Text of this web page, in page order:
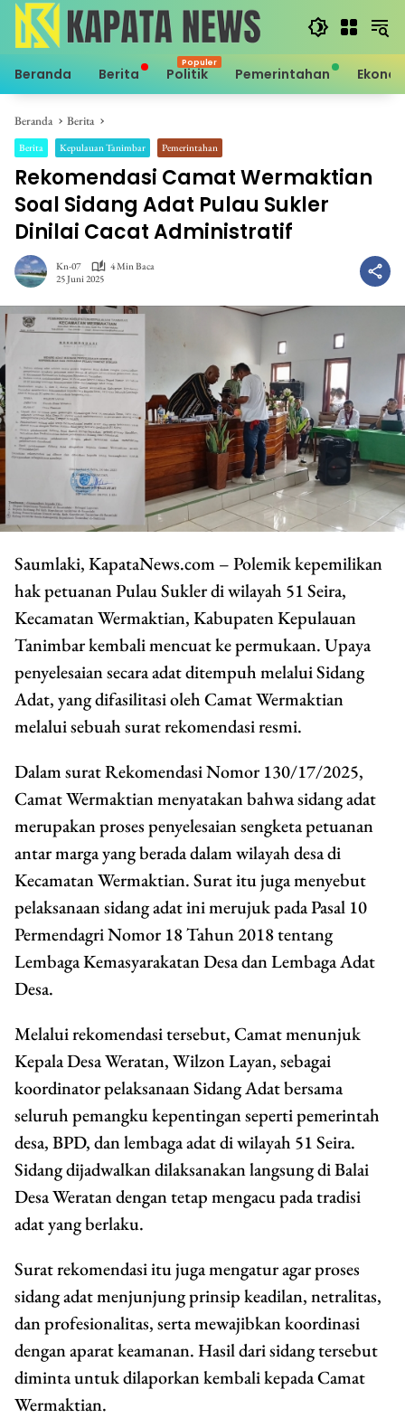
Langsung
konten
Beranda Berita Politik Pemerintahan
Beranda Berita
Berita Kepulauan Tanimbar Pemerintahan
Rekomendasi Camat Wermaktian
Soal Sidang Adat Pulau Sukler
Dinilai Cacat Administratif
Kn-07
4 Min Baca
25 Juni 2025
Saumlaki, KapataNews.com – Polemik kepemilikan
hak petuanan Pulau Sukler di wilayah 51 Seira,
Kecamatan Wermaktian, Kabupaten Kepulauan
Tanimbar kembali mencuat ke permukaan. Upaya
penyelesaian secara adat ditempuh melalui Sidang
Adat, yang difasilitasi oleh Camat Wermaktian
melalui sebuah surat rekomendasi resmi.
Dalam surat Rekomendasi Nomor 130/17/2025,
Camat Wermaktian menyatakan bahwa sidang adat
merupakan proses penyelesaian sengketa petuanan
antar marga yang berada dalam wilayah desa di
Kecamatan Wermaktian. Surat itu juga menyebut
pelaksanaan sidang adat ini merujuk pada Pasal 10
Permendagri Nomor 18 Tahun 2018 tentang
Lembaga Kemasyarakatan Desa dan Lembaga Adat
Desa.
Melalui rekomendasi tersebut, Camat menunjuk
Kepala Desa Weratan, Wilzon Layan, sebagai
koordinator pelaksanaan Sidang Adat bersama
seluruh pemangku kepentingan seperti pemerintah
desa, BPD, dan lembaga adat di wilayah 51 Seira.
Sidang dijadwalkan dilaksanakan langsung di Balai
Desa Weratan dengan tetap mengacu pada tradisi
adat yang berlaku.
Surat rekomendasi itu juga mengatur agar proses
sidang adat menjunjung prinsip keadilan, netralitas,
dan profesionalitas, serta mewajibkan koordinasi
dengan aparat keamanan. Hasil dari sidang tersebut
diminta untuk dilaporkan kembali kepada Camat
Wermaktian.